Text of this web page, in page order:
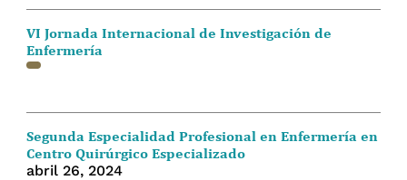
VI Jornada Internacional de Investigación de
Enfermería
Segunda Especialidad Profesional en Enfermería en
Centro Quirúrgico Especializado
abril 26, 2024